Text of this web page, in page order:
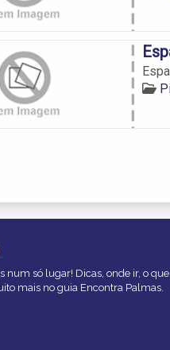
num só lugar! Dicas, onde ir, o
mais no guia Encontra Palmas.